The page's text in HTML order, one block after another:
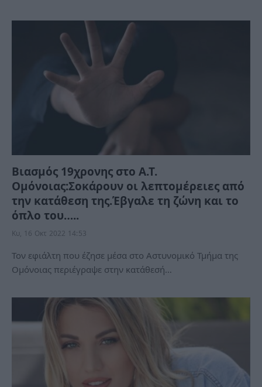
Βιασμός 19χρονης στο Α.Τ.
Ομόνοιας:Σοκάρουν οι λεπτομέρειες από
την κατάθεση της.Έβγαλε τη ζώνη και το
όπλο του…..
Κυ, 16 Οκτ 2022 14:53
Τον εφιάλτη που έζησε μέσα στο Αστυνομικό Τμήμα της
Ομόνοιας περιέγραψε στην κατάθεσή…